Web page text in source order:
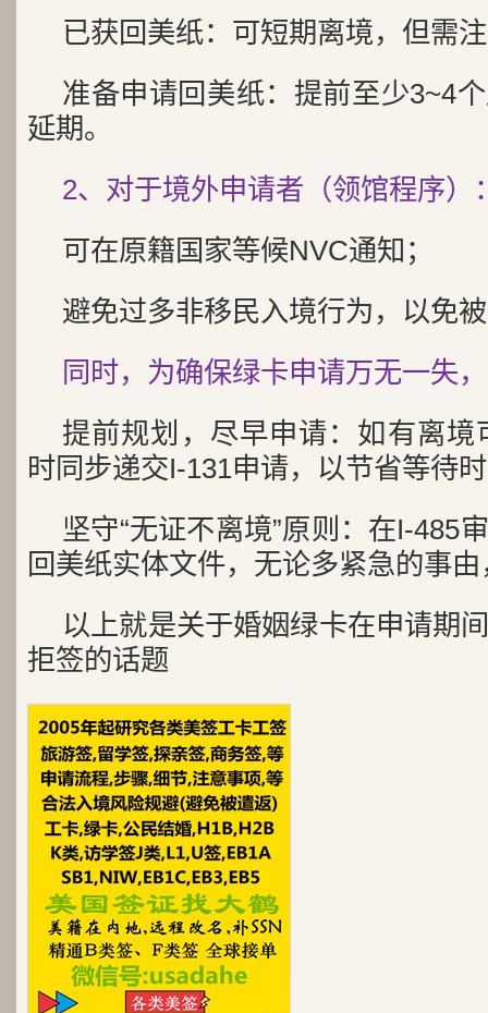
已获回美纸：可短期离境，但需
准备申请回美纸：提前至少3~4
延期。
2、对于境外申请者（领馆程序）
可在原籍国家等候NVC通知；
避免过多非移民入境行为，以免
同时，为确保绿卡申请万无一失
提前规划，尽早申请：如有离境
时同步递交I-131申请，以节省等待
坚守“无证不离境”原则：在I-485
回美纸实体文件，无论多紧急的事
以上就是关于婚姻绿卡在申请期
拒签的话题